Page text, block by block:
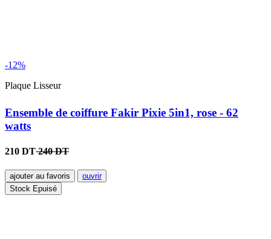
-12%
Plaque Lisseur
Ensemble de coiffure Fakir Pixie 5in1, rose - 62
watts
210 DT240 DT
ajouter au favoris
ouvrir
Stock Epuisé